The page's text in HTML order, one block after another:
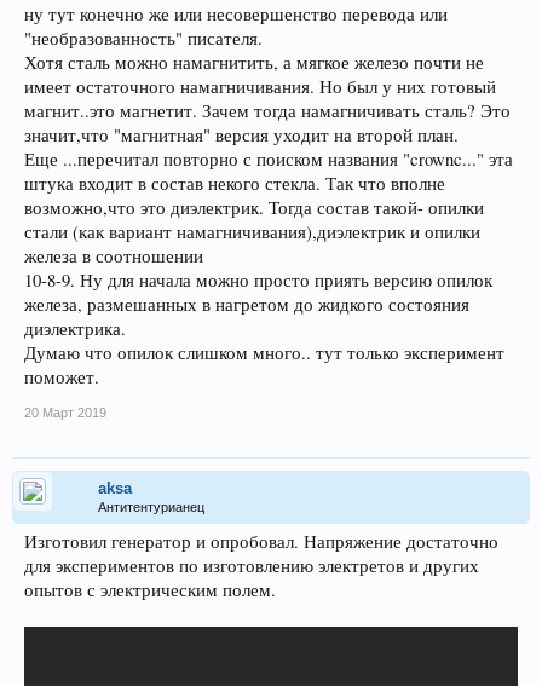
ну тут конечно же или несовершенство перевода или
"необразованность" писателя.
Хотя сталь можно намагнитить, а мягкое железо почти не
имеет остаточного намагничивания. Но был у них готовый
магнит..это магнетит. Зачем тогда намагничивать сталь? Это
значит,что "магнитная" версия уходит на второй план.
Еще ...перечитал повторно с поиском названия "crownc..." эта
штука входит в состав некого стекла. Так что вполне
возможно,что это диэлектрик. Тогда состав такой- опилки
стали (как вариант намагничивания),диэлектрик и опилки
железа в соотношении
10-8-9. Ну для начала можно просто приять версию опилок
железа, размешанных в нагретом до жидкого состояния
диэлектрика.
Думаю что опилок слишком много.. тут только эксперимент
поможет.
20 Март 2019
aksa
Антитентурианец
Изготовил генератор и опробовал. Напряжение достаточно
для экспериментов по изготовлению электретов и других
опытов с электрическим полем.